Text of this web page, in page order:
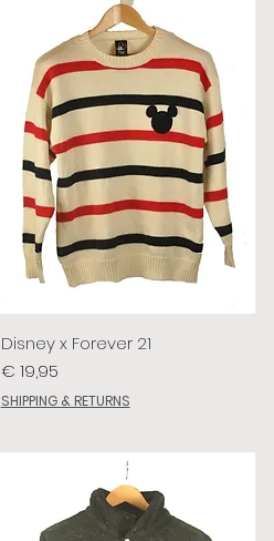
Disney x Forever 21
Prijs
€ 19,95
SHIPPING & RETURNS